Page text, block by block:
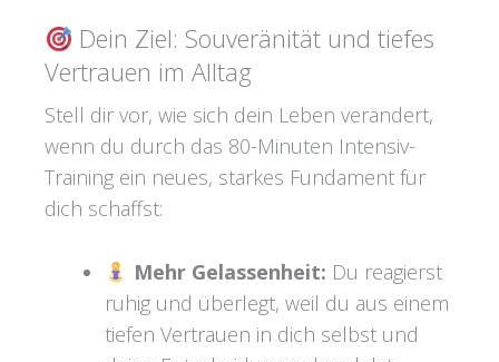
Dein Ziel: Souveränität und tiefes
Vertrauen im Alltag
Stell dir vor, wie sich dein Leben verändert,
wenn du durch das 80-Minuten Intensiv-
Training ein neues, starkes Fundament für
dich schaffst:
Mehr Gelassenheit: Du reagierst
ruhig und überlegt, weil du aus einem
tiefen Vertrauen in dich selbst und